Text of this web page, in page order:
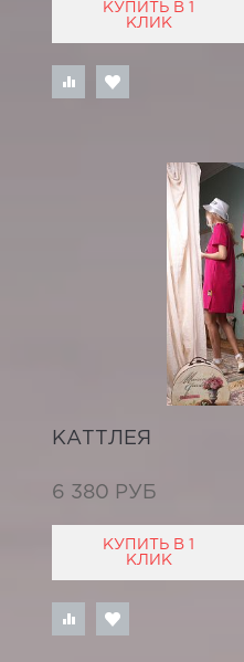
КУПИТЬ В 1
КЛИК
КАТТЛЕЯ
6 380 РУБ
КУПИТЬ В 1
КЛИК